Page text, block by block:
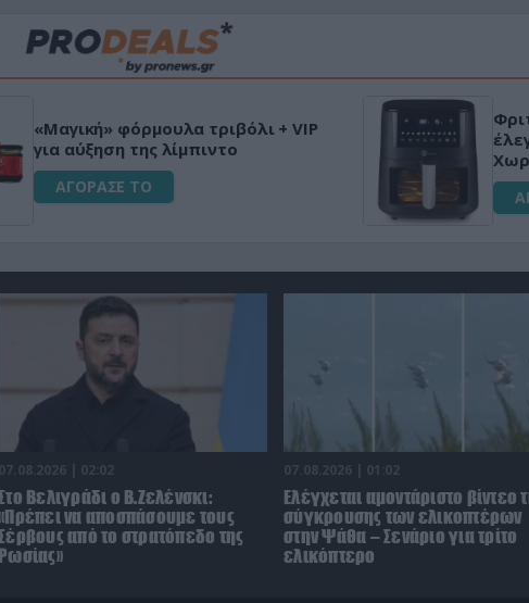
«Μαγική» φόρμουλα τριβόλι + VIP
για αύξηση της λίμπιντο
ΑΓΟΡΑΣΕ ΤΟ
07.08.2026 | 02:02
Βελιγράδι ο Β.Ζελένσκι:
να αποσπάσουμε τους
από το στρατόπεδο της
Ρωσίας»
07.08.2026 | 01:02
Ελέγχεται αμοντάριστο βίντεο
σύγκρουσης των ελικοπτέρων
στην Ψάθα – Σενάριο για τρίτο
ελικόπτερο